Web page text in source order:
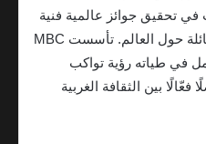
تحقيق جوائز عالمية فنية
متعددة وجذبت انتباه جماهير هائلة حول العالم. تأسست MBC
في طياته رؤية تواكب
بين الثقافة الغربية